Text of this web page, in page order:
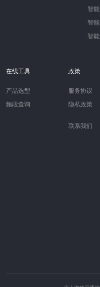
智
智
智
在线工具
产品选型
频段查询
政策
服务协议
隐私政策
联系我们